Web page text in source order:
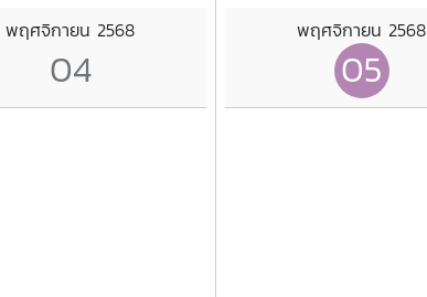
พฤศจิกายน 2568
04
พฤศจิกายน 2568
05